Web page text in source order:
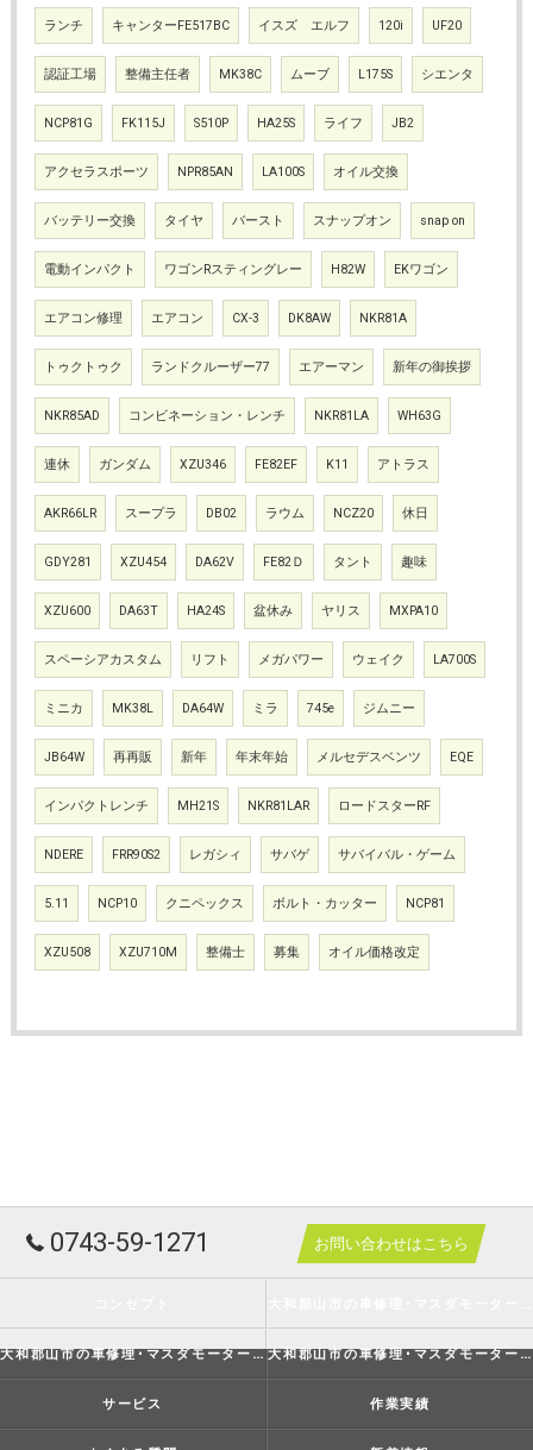
ランチ キャンターFE517BC イスズ エルフ 120i UF20
認証工場 整備主任者 MK38C ムーブ L175S シエンタ
NCP81G FK115J S510P HA25S ライフ JB2
アクセラスポーツ NPR85AN LA100S オイル交換
バッテリー交換 タイヤ バースト スナップオン snap on
電動インパクト ワゴンRスティングレー H82W EKワゴン
エアコン修理 エアコン CX-3 DK8AW NKR81A
トゥクトゥク ランドクルーザー77 エアーマン 新年の御挨拶
NKR85AD コンビネーション・レンチ NKR81LA WH63G
連休 ガンダム XZU346 FE82EF K11 アトラス
AKR66LR スープラ DB02 ラウム NCZ20 休日
GDY281 XZU454 DA62V FE82Ｄ タント 趣味
XZU600 DA63T HA24S 盆休み ヤリス MXPA10
スペーシアカスタム リフト メガパワー ウェイク LA700S
ミニカ MK38L DA64W ミラ 745e ジムニー
JB64W 再再販 新年 年末年始 メルセデスベンツ EQE
インパクトレンチ MH21S NKR81LAR ロードスターRF
NDERE FRR90S2 レガシィ サバゲ サバイバル・ゲーム
5.11 NCP10 クニペックス ボルト・カッター NCP81
XZU508 XZU710M 整備士 募集 オイル価格改定
0743-59-1271 お問い合わせはこちら
大和郡山市の車修理･マスダモータースの評判 大和郡山市の車修理･マスダモータースのお客様の声
サービス 作業実績